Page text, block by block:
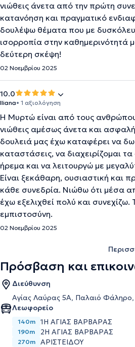
νιώθεις άνετα από την πρώτη
κατανόηση και πραγματικό
δουλέψω θέματα που με
ισορροπία στην καθημερινότητά
δεύτερη σκέψη!
02 Νοεμβρίου 2025
10.0
Iliana• 1 αξιολόγηση
Η Μυρτώ είναι από τους
νιώθεις αμέσως άνετα και
δουλειά μας έχω καταφέρει να
καταστάσεις, να διαχειρίζομαι
ήρεμα και να λειτουργώ με
Είναι ξεκάθαρη, ουσιαστική και
κάθε συνεδρία. Νιώθω ότι μέσα
έχω εξελιχθεί πολύ και
εμπιστοσύνη.
02 Νοεμβρίου 2025
Πρόσβαση και
Διεύθυνση
Αγίας Λαύρας 5Α, Παλαιό Φάληρο,
Λεωφορείο
140m 1Η ΑΓΙΑΣ ΒΑΡΒΑΡΑΣ
190m 2Η ΑΓΙΑΣ ΒΑΡΒΑΡΑΣ
270m
ΑΡΙΣΤΕΙΔΟΥ